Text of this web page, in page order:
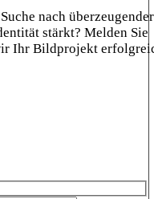
nach überzeugender
stärkt? Melden Sie
Ihr Bildprojekt